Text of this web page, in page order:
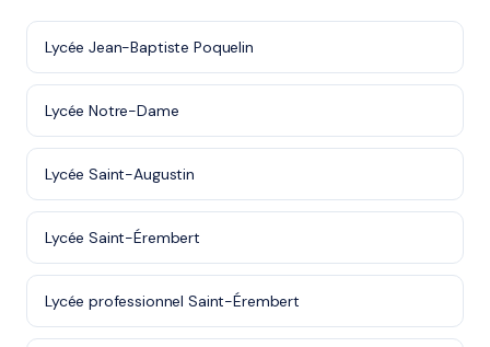
Lycée Jean-Baptiste Poquelin
Lycée Notre-Dame
Lycée Saint-Augustin
Lycée Saint-Érembert
Lycée professionnel Saint-Érembert